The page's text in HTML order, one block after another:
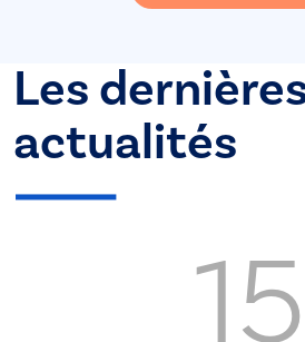
Les
actualités
15